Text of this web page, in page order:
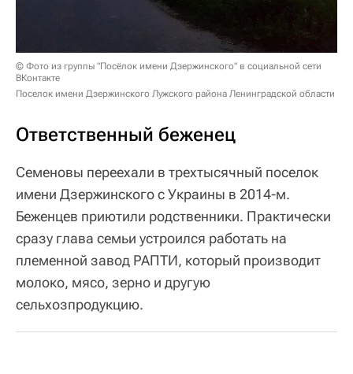
© Фото из группы "Посёлок имени Дзержинского" в социальной сети
ВКонтакте
Поселок имени Дзержинского Лужского района Ленинградской области
Ответственный беженец
Семеновы переехали в трехтысячный поселок
имени Дзержинского с Украины в 2014-м.
Беженцев приютили родственники. Практически
сразу глава семьи устроился работать на
племенной завод РАПТИ, который производит
молоко, мясо, зерно и другую
сельхозпродукцию.